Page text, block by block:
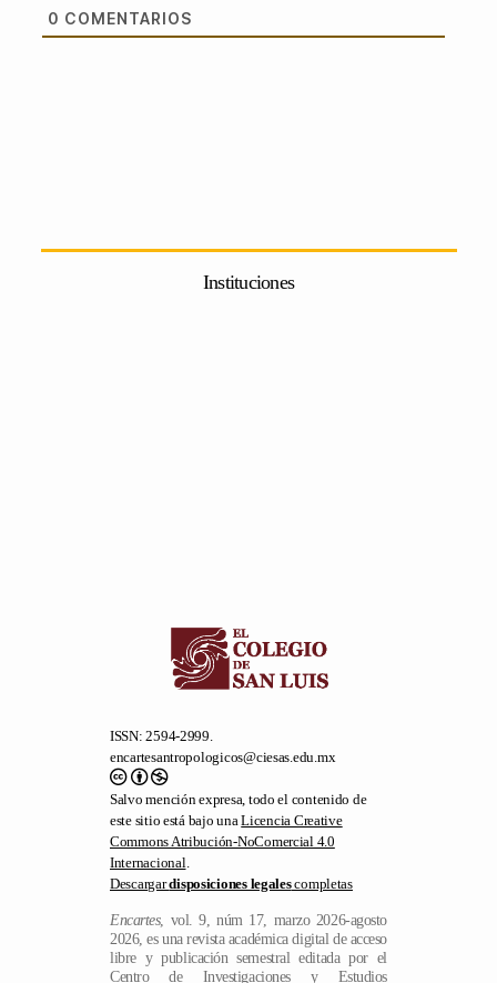
0 COMENTARIOS
Instituciones
ISSN: 2594-2999.
encartesantropologicos@ciesas.edu.mx
Salvo mención expresa, todo el contenido de
este sitio está bajo unaLicencia Creative
Commons Atribución-NoComercial 4.0
Internacional.
Descargardisposiciones legalescompletas
Encartes, vol. 9, núm 17, marzo 2026-agosto
2026, es una revista académica digital de acceso
libre y publicación semestral editada por el
Centro de Investigaciones y Estudios